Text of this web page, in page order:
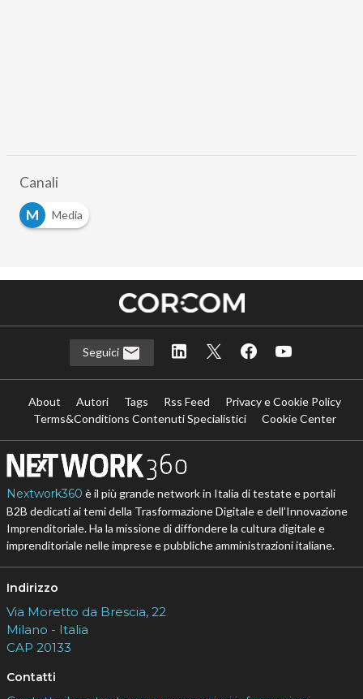
Canali
M
Media
Seguici
About Autori Tags Rss Feed
Privacy e Cookie Policy
Terms&Conditions Contenuti Specialistici
Cookie Center
Nextwork360 è il più grande network in Italia di testate e portali
B2B dedicati ai temi della Trasformazione Digitale e dell’Innovazione
Imprenditoriale. Ha la missione di diffondere la cultura digitale e
imprenditoriale nelle imprese e pubbliche amministrazioni italiane.
Indirizzo
Via Moretto da Brescia, 22
Milano - Italia
CAP 20133
Contatti